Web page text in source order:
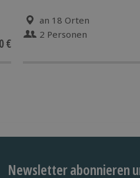
€
an 18 Orten
2 Personen
Newsletter abonnieren